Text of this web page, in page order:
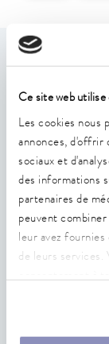
Ce site web utilise
Les cookies nous
annonces, d'offrir
sociaux et
des informations
partenaires de
peuvent
leur avez
de leurs services.
les valeurs
pompes
L'étendue
Deux
Fiche de
fournie)
Compatible